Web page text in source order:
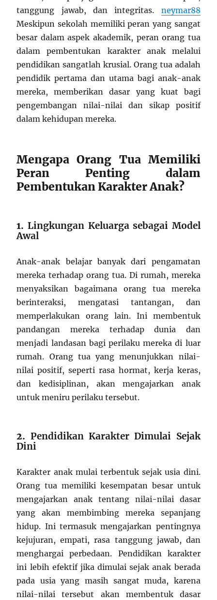
tanggung jawab, dan integritas. neymar88
Meskipun sekolah memiliki peran yang sangat
besar dalam aspek akademik, peran orang tua
dalam pembentukan karakter anak melalui
pendidikan sangatlah krusial. Orang tua adalah
pendidik pertama dan utama bagi anak-anak
mereka, memberikan dasar yang kuat bagi
pengembangan nilai-nilai dan sikap positif
dalam kehidupan mereka.
Mengapa Orang Tua Memiliki
Peran Penting dalam
Pembentukan Karakter Anak?
1. Lingkungan Keluarga sebagai Model
Awal
Anak-anak belajar banyak dari pengamatan
mereka terhadap orang tua. Di rumah, mereka
menyaksikan bagaimana orang tua mereka
berinteraksi, mengatasi tantangan, dan
memperlakukan orang lain. Ini membentuk
pandangan mereka terhadap dunia dan
menjadi landasan bagi perilaku mereka di luar
rumah. Orang tua yang menunjukkan nilai-
nilai positif, seperti rasa hormat, kerja keras,
dan kedisiplinan, akan mengajarkan anak
untuk meniru perilaku tersebut.
2. Pendidikan Karakter Dimulai Sejak
Dini
Karakter anak mulai terbentuk sejak usia dini.
Orang tua memiliki kesempatan besar untuk
mengajarkan anak tentang nilai-nilai dasar
yang akan membimbing mereka sepanjang
hidup. Ini termasuk mengajarkan pentingnya
kejujuran, empati, rasa tanggung jawab, dan
menghargai perbedaan. Pendidikan karakter
ini lebih efektif jika dimulai sejak anak berada
pada usia yang masih sangat muda, karena
nilai-nilai tersebut akan membentuk dasar